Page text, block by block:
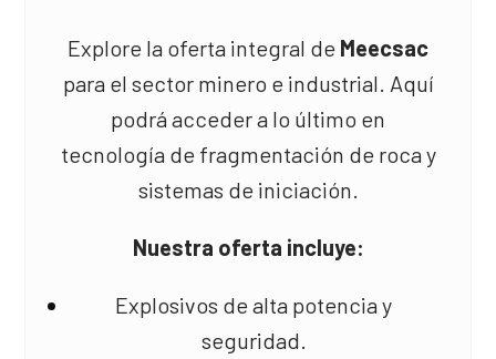
Explore la oferta integral de Meecsac
para el sector minero e industrial. Aquí
podrá acceder a lo último en
tecnología de fragmentación de roca y
sistemas de iniciación.
Nuestra oferta incluye:
Explosivos de alta potencia y
seguridad.